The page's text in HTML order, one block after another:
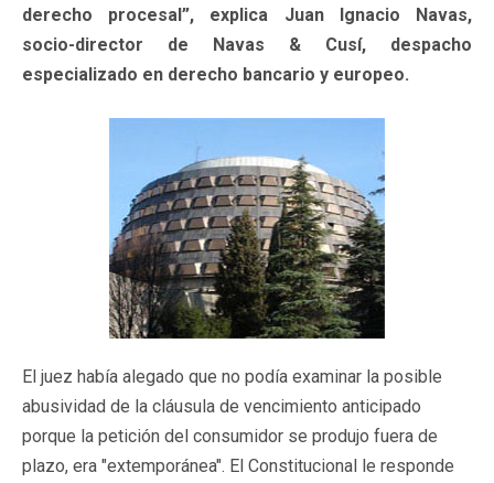
derecho procesal”, explica Juan Ignacio Navas,
socio-director de Navas & Cusí, despacho
especializado en derecho bancario y europeo.
El juez había alegado que no podía examinar la posible
abusividad de la cláusula de vencimiento anticipado
porque la petición del consumidor se produjo fuera de
plazo, era "extemporánea". El Constitucional le responde